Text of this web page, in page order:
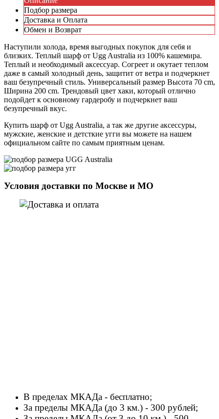
Подбор размера
Доставка и Оплата
Обмен и Возврат
Наступили холода, время выгодных покупок для себя и
близких. Теплый шарф от Ugg Australia из 100% кашемира.
Теплый и необходимый аксессуар. Согреет и окутает теплом
даже в самый холодный день, защитит от ветра и подчеркнет
ваш безупречный стиль. Универсальный размер Высота 70 cm,
Ширина 200 cm. Трендовый цвет хаки, который отлично
подойдет к основному гардеробу и подчеркнет ваш
безупречный вкус.
Купить шарф от Ugg Australia, а так же другие аксессуры,
мужские, женские и детсткие угги вы можете на нашем
официальном сайте по самым приятным ценам.
Условия доставки по Москве и МО
В пределах МКАДа - бесплатно;
За пределы МКАДа (до 3 км.) - 300 рублей;